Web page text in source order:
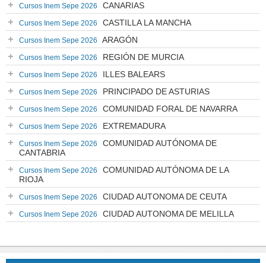
Cursos Inem Sepe 2026 CANARIAS
Cursos Inem Sepe 2026 CASTILLA LA MANCHA
Cursos Inem Sepe 2026 ARAGÓN
Cursos Inem Sepe 2026 REGIÓN DE MURCIA
Cursos Inem Sepe 2026 ILLES BALEARS
Cursos Inem Sepe 2026 PRINCIPADO DE ASTURIAS
Cursos Inem Sepe 2026 COMUNIDAD FORAL DE NAVARRA
Cursos Inem Sepe 2026 EXTREMADURA
Cursos Inem Sepe 2026
COMUNIDAD AUTÓNOMA DE
CANTABRIA
Cursos Inem Sepe 2026
COMUNIDAD AUTÓNOMA DE LA
RIOJA
Cursos Inem Sepe 2026 CIUDAD AUTONOMA DE CEUTA
Cursos Inem Sepe 2026 CIUDAD AUTONOMA DE MELILLA